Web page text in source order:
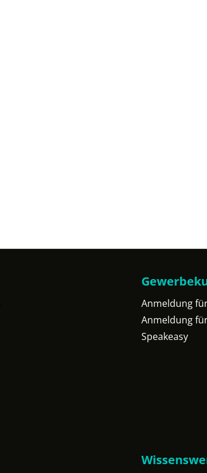
Anmeldung
Anmeldung
Speakeasy